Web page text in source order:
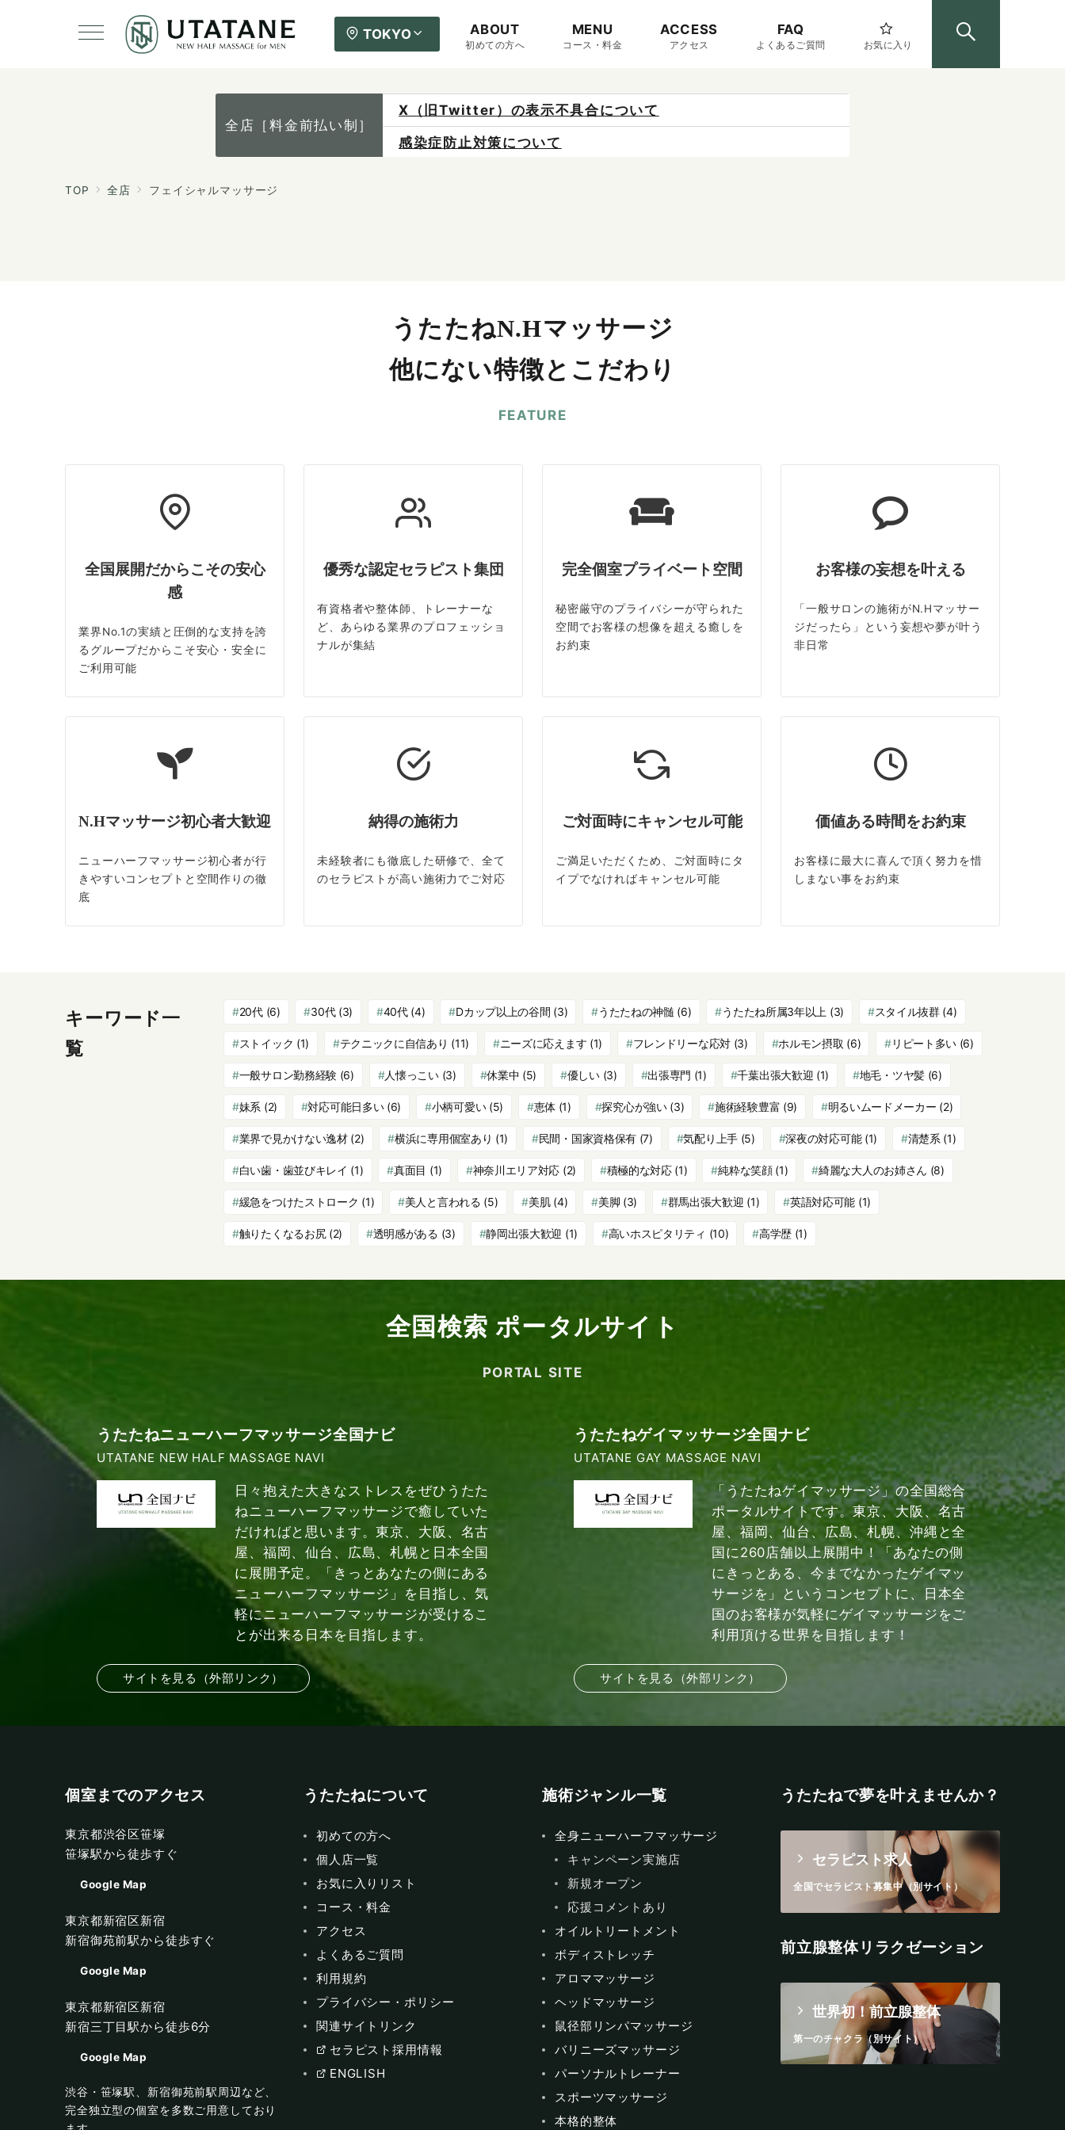
TOKYO ABOUT
初めての方へ
MENU
コース・料金
ACCESS
アクセス
FAQ
よくあるご質問 お気に入り
全店［料金前払い制］
X（旧Twitter）の表示不具合について
感染症防止対策について
TOP 全店 フェイシャルマッサージ
うたたねN.Hマッサージ
他にない特徴とこだわり
FEATURE
全国展開だからこその安心
感
業界No.1の実績と圧倒的な支持を誇
るグループだからこそ安心・安全に
ご利用可能
優秀な認定セラピスト集団
有資格者や整体師、トレーナーな
ど、あらゆる業界のプロフェッショ
ナルが集結
完全個室プライベート空間
秘密厳守のプライバシーが守られた
空間でお客様の想像を超える癒しを
お約束
お客様の妄想を叶える
「一般サロンの施術がN.Hマッサー
ジだったら」という妄想や夢が叶う
非日常
N.Hマッサージ初心者大歓迎
ニューハーフマッサージ初心者が行
きやすいコンセプトと空間作りの徹
底
納得の施術力
未経験者にも徹底した研修で、全て
のセラピストが高い施術力でご対応
ご対面時にキャンセル可能
ご満足いただくため、ご対面時にタ
イプでなければキャンセル可能
価値ある時間をお約束
お客様に最大に喜んで頂く努力を惜
しまない事をお約束
キーワード一
覧
20代(6) 30代(3) 40代(4) Dカップ以上の谷間 (3) うたたねの神髄 (6) うたたね所属3年以上 (3) スタイル抜群(4)
ストイック (1) テクニックに自信あり (11) ニーズに応えます (1) フレンドリーな応対(3) ホルモン摂取 (6) リピート多い (6)
一般サロン勤務経験 (6) 人懐っこい(3) 休業中 (5) 優しい(3) 出張専門 (1) 千葉出張大歓迎 (1) 地毛・ツヤ髪(6)
妹系 (2) 対応可能日多い(6) 小柄可愛い(5) 恵体 (1) 探究心が強い(3) 施術経験豊富 (9) 明るいムードメーカー (2)
業界で見かけない逸材(2) 横浜に専用個室あり (1) 民間・国家資格保有 (7) 気配り上手(5) 深夜の対応可能(1) 清楚系 (1)
白い歯・歯並びキレイ (1) 真面目 (1) 神奈川エリア対応 (2) 積極的な対応(1) 純粋な笑顔(1) 綺麗な大人のお姉さん (8)
緩急をつけたストローク (1) 美人と言われる (5) 美肌(4) 美脚 (3) 群馬出張大歓迎 (1) 英語対応可能 (1)
触りたくなるお尻(2) 透明感がある (3) 静岡出張大歓迎 (1) 高いホスピタリティ (10) 高学歴 (1)
全国検索 ポータルサイト
PORTAL SITE
うたたねニューハーフマッサージ全国ナビ
UTATANE NEW HALF MASSAGE NAVI
日々抱えた大きなストレスをぜひうたた
ねニューハーフマッサージで癒していた
だければと思います。東京、大阪、名古
屋、福岡、仙台、広島、札幌と日本全国
に展開予定。「きっとあなたの側にある
ニューハーフマッサージ」を目指し、気
軽にニューハーフマッサージが受けるこ
とが出来る日本を目指します。
サイトを見る（外部リンク）
うたたねゲイマッサージ全国ナビ
UTATANE GAY MASSAGE NAVI
「うたたねゲイマッサージ」の全国総合
ポータルサイトです。東京、大阪、名古
屋、福岡、仙台、広島、札幌、沖縄と全
国に260店舗以上展開中！「あなたの側
にきっとある、今までなかったゲイマッ
サージを」というコンセプトに、日本全
国のお客様が気軽にゲイマッサージをご
利用頂ける世界を目指します！
サイトを見る（外部リンク）
個室までのアクセス
東京都渋谷区笹塚
笹塚駅から徒歩すぐ
Google Map
東京都新宿区新宿
新宿御苑前駅から徒歩すぐ
Google Map
東京都新宿区新宿
新宿三丁目駅から徒歩6分
Google Map
渋谷・笹塚駅、新宿御苑前駅周辺など、
完全独立型の個室を多数ご用意しており
うたたねについて
初めての方へ
個人店一覧
お気に入りリスト
コース・料金
アクセス
よくあるご質問
利用規約
プライバシー・ポリシー
関連サイトリンク
セラピスト採用情報
ENGLISH
施術ジャンル一覧
全身ニューハーフマッサージ
キャンペーン実施店
新規オープン
応援コメントあり
オイルトリートメント
ボディストレッチ
アロママッサージ
ヘッドマッサージ
鼠径部リンパマッサージ
バリニーズマッサージ
パーソナルトレーナー
スポーツマッサージ
本格的整体
うたたねで夢を叶えませんか？
セラピスト求人
全国でセラピスト募集中（別サイト）
前立腺整体リラクゼーション
世界初！前立腺整体
第一のチャクラ（別サイト）